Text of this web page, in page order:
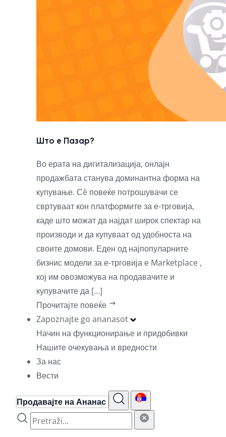
Што е Пазар?
Во ерата на дигитализација, онлајн
продажбата станува доминантна форма на
купување. Сè повеќе потрошувачи се
свртуваат кон платформите за е-трговија,
каде што можат да најдат широк спектар на
производи и да купуваат од удобноста на
своите домови. Еден од најпопуларните
бизнис модели за е-трговија е Marketplace ,
кој им овозможува на продавачите и
купувачите да […]
Прочитајте повеќе
Zapoznajte go ananasot
Начин на функционирање и придобивки
Нашите очекувања и вредности
За нас
Вести
Продавајте на Ананас